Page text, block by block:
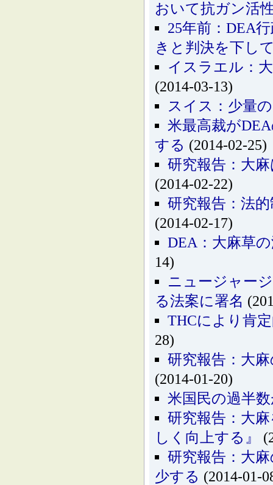
おいて抗ガン活
25年前：DEA
きと判決を下し
イスラエル：
(2014-03-13)
スイス：少量
米最高裁が
する (2014-02-25)
研究報告：大
(2014-02-22)
研究報告：法
(2014-02-17)
DEA：大麻草
14)
ニュージャー
る法案に署名
THCにより肯
28)
研究報告：大
(2014-01-20)
米国民の過半
研究報告：大
しく向上する』
研究報告：大
少する (2014-01-